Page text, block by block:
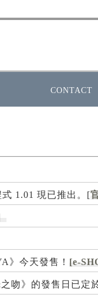
CONTACT
1.01 現已推出。[
》今天發售！ [e-
吻》的發售日已定